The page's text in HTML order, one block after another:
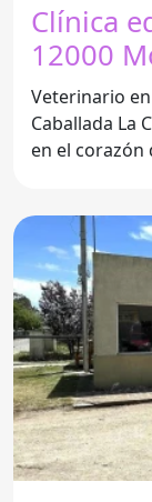
Clínica
12000
Veterinario
Caballada La Clínica Equina La Caballada, ubicada
en el corazón